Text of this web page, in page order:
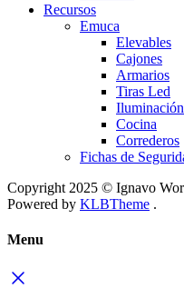
Recursos
Emuca
Elevables
Cajones
Armarios
Tiras Led
Iluminación
Cocina
Correderos
Fichas de
Copyright 2025 © Ignavo
Powered by KLBTheme .
Menu